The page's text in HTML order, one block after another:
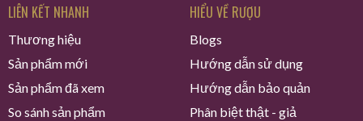
LIÊN KẾT NHANH
Thương hiệu
Sản phẩm mới
Sản phẩm đã xem
So sánh sản phẩm
HIỂU VỀ RƯỢU
Blogs
Hướng dẫn sử dụng
Hướng dẫn bảo quản
Phân biệt thật - giả